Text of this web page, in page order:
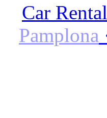
Car
Pamplona